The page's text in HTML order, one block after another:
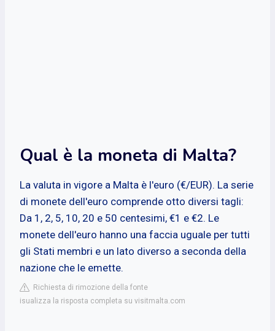
Qual è la moneta di Malta?
La valuta in vigore a Malta è l'euro (€/EUR). La serie
di monete dell'euro comprende otto diversi tagli:
Da 1, 2, 5, 10, 20 e 50 centesimi, €1 e €2. Le
monete dell'euro hanno una faccia uguale per tutti
gli Stati membri e un lato diverso a seconda della
nazione che le emette.
Richiesta di rimozione della fonte
isualizza la risposta completa su visitmalta.com